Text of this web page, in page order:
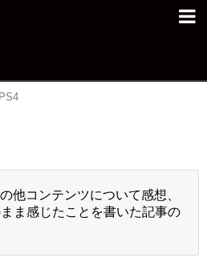
PS4
他コンテンツについて感想、
ま感じたことを書いた記事の